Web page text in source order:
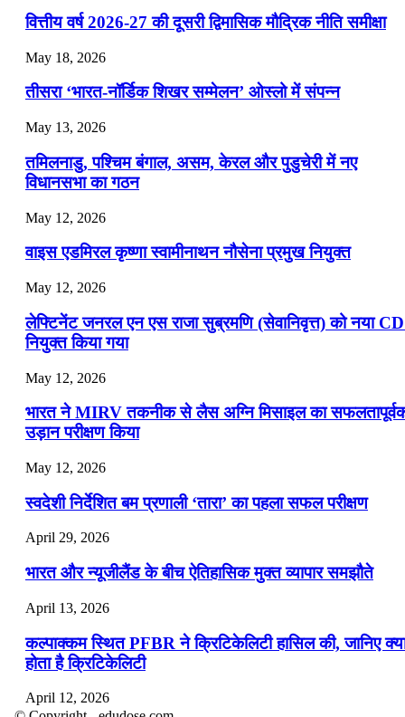
📝 डेली करेंट अफेयर्स: 22-24 जुलाई 2026
July 22, 2026
📝 डेली करेंट अफेयर्स: 19-21 जुलाई 2026
July 19, 2026
📝 डेली करेंट अफेयर्स: 16-18 जुलाई 2026
वित्तीय वर्ष 2026-27 की दूसरी द्विमासिक मौद्रिक नीति समीक्षा
May 18, 2026
तीसरा ‘भारत-नॉर्डिक शिखर सम्मेलन’ ओस्लो में संपन्न
May 13, 2026
तमिलनाडु, पश्चिम बंगाल, असम, केरल और पुडुचेरी में नए
विधानसभा का गठन
May 12, 2026
वाइस एडमिरल कृष्णा स्वामीनाथन नौसेना प्रमुख नियुक्त
May 12, 2026
लेफ्टिनेंट जनरल एन एस राजा सुब्रमणि (सेवानिवृत्त) को नया
नियुक्त किया गया
May 12, 2026
भारत ने MIRV तकनीक से लैस अग्नि मिसाइल का
उड़ान परीक्षण किया
May 12, 2026
स्वदेशी निर्देशित बम प्रणाली ‘तारा’ का पहला सफल परीक्षण
April 29, 2026
भारत और न्यूजीलैंड के बीच ऐतिहासिक मुक्त व्यापार समझौते
April 13, 2026
कल्पाक्कम स्थित PFBR ने क्रिटिकेलिटी हासिल की, जानिए
होता है क्रिटिकेलिटी
April 12, 2026